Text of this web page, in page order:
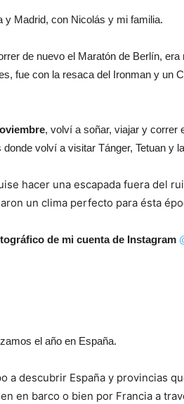
y Madrid, con Nicolás y mi familia.
de nuevo el Maratón de Berlín,
fue con la resaca del Ironman y
, volví a soñar, viajar y correr
volví a visitar Tánger, Tetuan y
hacer una escapada fuera del
un clima perfecto para ésta
de mi cuenta de Instagram
el año en España.
a descubrir España y provincias
en barco o bien por Francia a